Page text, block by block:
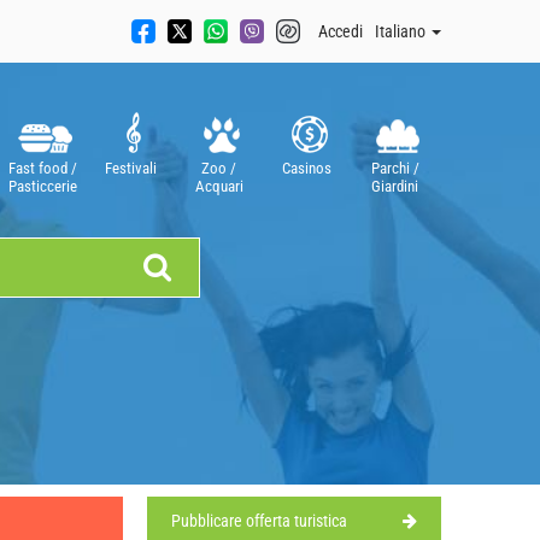
Accedi Italiano
Fast food /
Pasticcerie
Festivali
Zoo /
Acquari
Casinos
Parchi /
Giardini
Pubblicare offerta turistica